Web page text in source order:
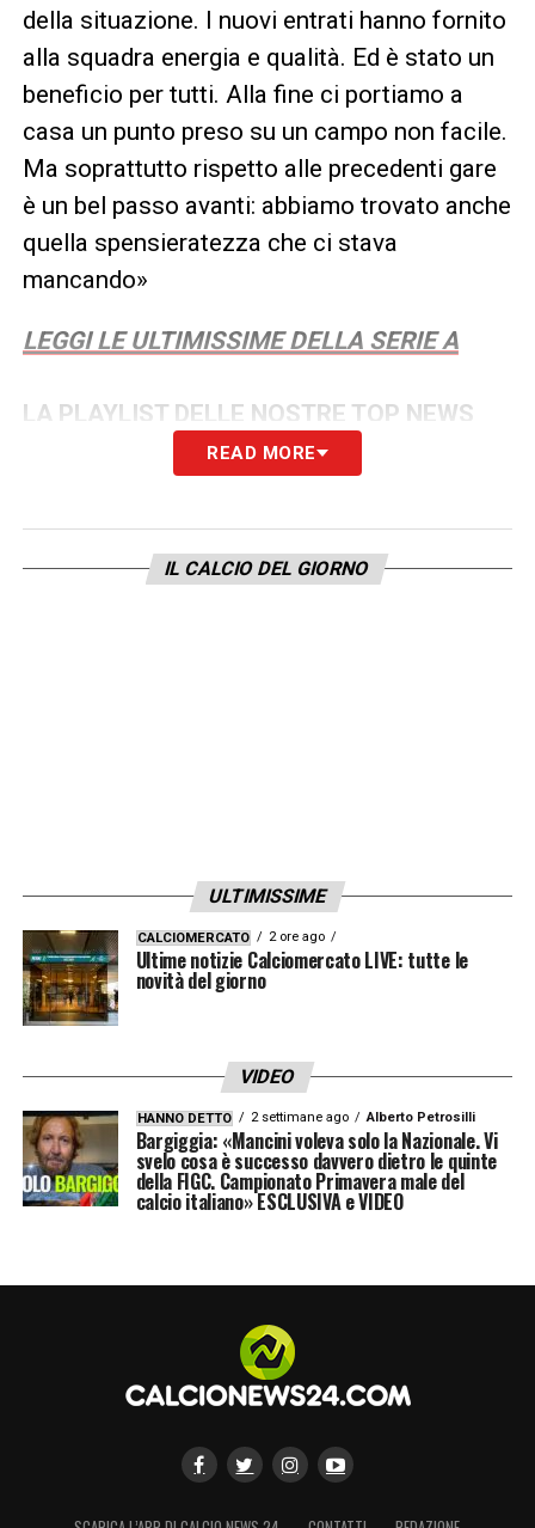
della situazione. I nuovi entrati hanno fornito
alla squadra energia e qualità. Ed è stato un
beneficio per tutti. Alla fine ci portiamo a
casa un punto preso su un campo non facile.
Ma soprattutto rispetto alle precedenti gare
è un bel passo avanti: abbiamo trovato anche
quella spensieratezza che ci stava
mancando»
LEGGI LE ULTIMISSIME DELLA SERIE A
LA PLAYLIST DELLE NOSTRE TOP NEWS
READ MORE
IL CALCIO DEL GIORNO
ULTIMISSIME
CALCIOMERCATO 2 ore ago
Ultime notizie Calciomercato LIVE: tutte le
novità del giorno
VIDEO
HANNO DETTO 2 settimane ago Alberto Petrosilli
Bargiggia: «Mancini voleva solo la Nazionale. Vi
svelo cosa è successo davvero dietro le quinte
della FIGC. Campionato Primavera male del
calcio italiano» ESCLUSIVA e VIDEO